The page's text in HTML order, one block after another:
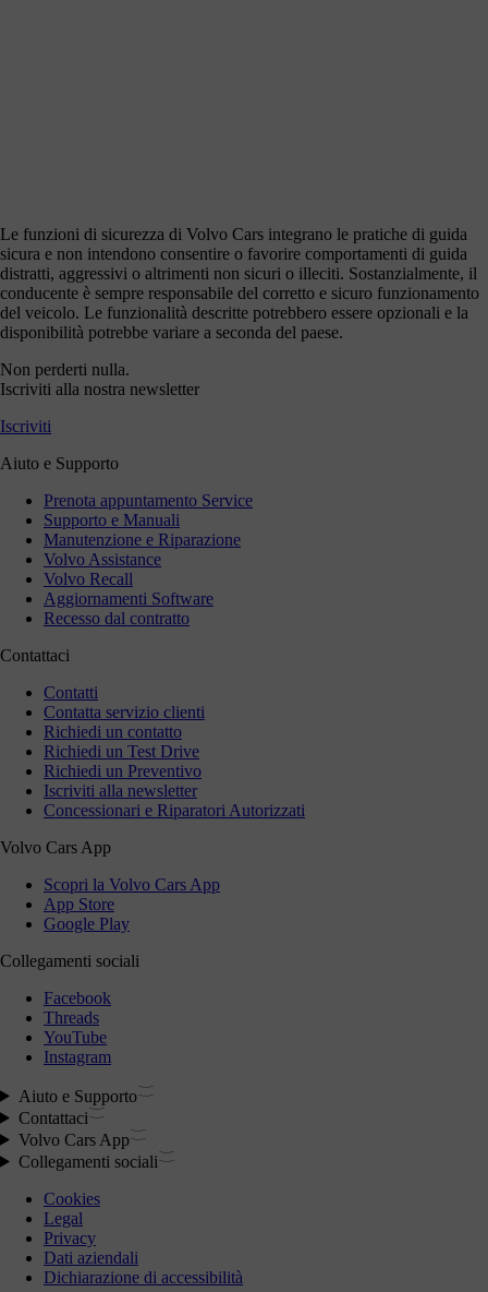
Le funzioni di sicurezza di Volvo Cars integrano le pratiche di guida
sicura e non intendono consentire o favorire comportamenti di guida
distratti, aggressivi o altrimenti non sicuri o illeciti. Sostanzialmente, il
conducente è sempre responsabile del corretto e sicuro funzionamento
del veicolo. Le funzionalità descritte potrebbero essere opzionali e la
disponibilità potrebbe variare a seconda del paese.